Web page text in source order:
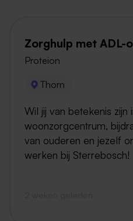
Zorghulp met ADL-
Proteion
Thorn
Wil jij van betekenis zijn
woonzorgcentrum,
van ouderen en jezelf
werken bij Sterrebosch!